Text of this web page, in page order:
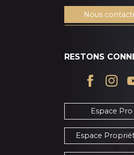
Nous
RESTONS
Espace Pro
Espace